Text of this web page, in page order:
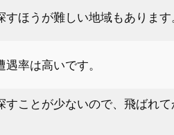
ほうが難しい地域もあります
率は高いです。
ことが少ないので、飛ばれて